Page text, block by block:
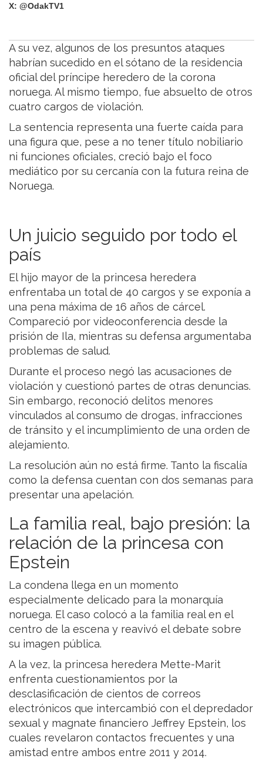
X: @OdakTV1
A su vez, algunos de los presuntos ataques
habrían sucedido en el sótano de la residencia
oficial del príncipe heredero de la corona
noruega. Al mismo tiempo, fue absuelto de otros
cuatro cargos de violación.
La sentencia representa una fuerte caída para
una figura que, pese a no tener título nobiliario
ni funciones oficiales, creció bajo el foco
mediático por su cercanía con la futura reina de
Noruega.
Un juicio seguido por todo el
país
El hijo mayor de la princesa heredera
enfrentaba un total de 40 cargos y se exponía a
una pena máxima de 16 años de cárcel.
Compareció por videoconferencia desde la
prisión de Ila, mientras su defensa argumentaba
problemas de salud.
Durante el proceso negó las acusaciones de
violación y cuestionó partes de otras denuncias.
Sin embargo, reconoció delitos menores
vinculados al consumo de drogas, infracciones
de tránsito y el incumplimiento de una orden de
alejamiento.
La resolución aún no está firme. Tanto la fiscalía
como la defensa cuentan con dos semanas para
presentar una apelación.
La familia real, bajo presión: la
relación de la princesa con
Epstein
La condena llega en un momento
especialmente delicado para la monarquía
noruega. El caso colocó a la familia real en el
centro de la escena y reavivó el debate sobre
su imagen pública.
A la vez, la princesa heredera Mette-Marit
enfrenta cuestionamientos por la
desclasificación de cientos de correos
electrónicos que intercambió con el depredador
sexual y magnate financiero Jeffrey Epstein, los
cuales revelaron contactos frecuentes y una
amistad entre ambos entre 2011 y 2014.